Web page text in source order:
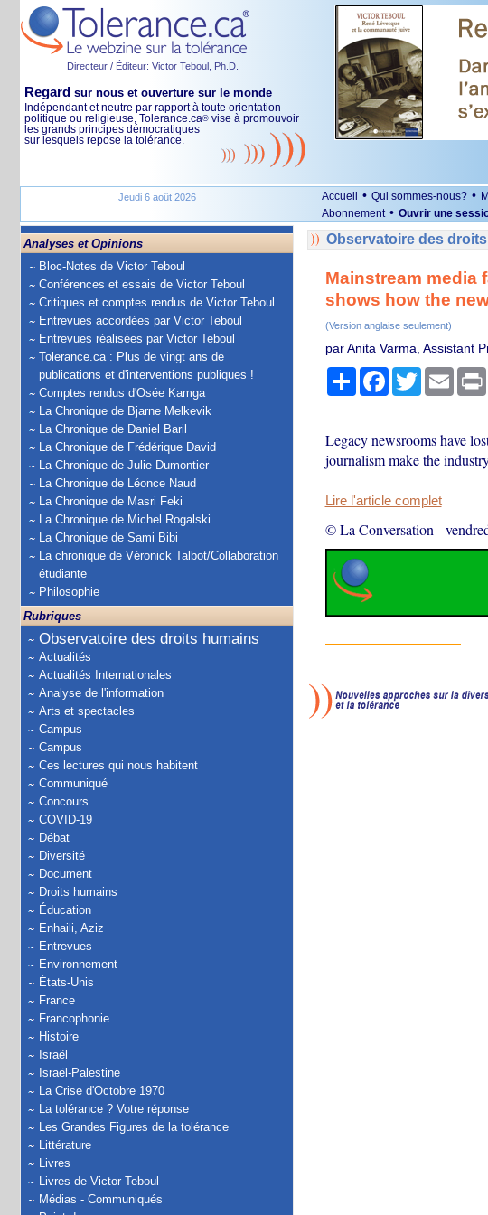
Directeur / Éditeur: Victor Teboul, Ph.D.
Regard sur nous et ouverture sur le monde
Indépendant et neutre par rapport à toute orientation
politique ou religieuse, Tolerance.ca® vise à promouvoir
les grands principes démocratiques
sur lesquels repose la tolérance.
Jeudi 6 août 2026 Accueil • Qui sommes-nous? •
Abonnement • Ouvrir une
Analyses et Opinions
Bloc-Notes de Victor Teboul
Conférences et essais de Victor Teboul
Critiques et comptes rendus de Victor Teboul
Entrevues accordées par Victor Teboul
Entrevues réalisées par Victor Teboul
Tolerance.ca : Plus de vingt ans de
publications et d'interventions publiques !
Comptes rendus d'Osée Kamga
La Chronique de Bjarne Melkevik
La Chronique de Daniel Baril
La Chronique de Frédérique David
La Chronique de Julie Dumontier
La Chronique de Léonce Naud
La Chronique de Masri Feki
La Chronique de Michel Rogalski
La Chronique de Sami Bibi
La chronique de Véronick Talbot/Collaboration
étudiante
Philosophie
Rubriques
Observatoire des droits humains
Actualités
Actualités Internationales
Analyse de l'information
Arts et spectacles
Campus
Campus
Ces lectures qui nous habitent
Communiqué
Concours
COVID-19
Débat
Diversité
Document
Droits humains
Éducation
Enhaili, Aziz
Entrevues
Environnement
États-Unis
France
Francophonie
Histoire
Israël
Israël-Palestine
La Crise d'Octobre 1970
La tolérance ? Votre réponse
Les Grandes Figures de la tolérance
Littérature
Livres
Livres de Victor Teboul
Médias - Communiqués
Observatoire des
Mainstream media
shows how the
(Version anglaise seulement)
par Anita Varma, Assistant
PartagerFacebook
TwitterEmail
Legacy newsrooms have
journalism make the
Lire l'article complet
© La Conversation -